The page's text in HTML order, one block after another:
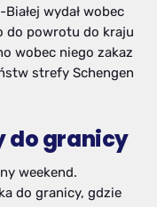
wydał wobec
do powrotu do kraju
wobec niego zakaz
strefy Schengen
do granicy
weekend.
do granicy, gdzie